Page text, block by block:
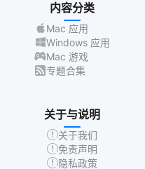
内容分类
Mac 应用
Windows 应用
Mac 游戏
专题合集
关于与说明
关于我们
免责声明
隐私政策